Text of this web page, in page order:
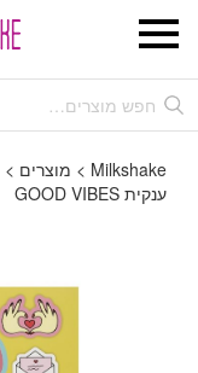
Milkshake
> מוצרים >
ענקית GOOD VIBES